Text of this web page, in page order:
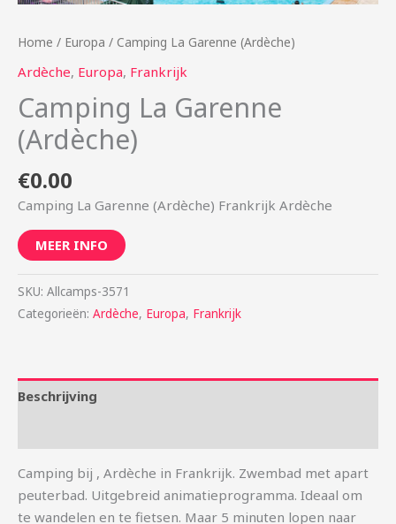
Home / Europa / Camping La Garenne (Ardèche)
Ardèche, Europa, Frankrijk
Camping La Garenne
(Ardèche)
€0.00
Camping La Garenne (Ardèche) Frankrijk Ardèche
MEER INFO
SKU: Allcamps-3571
Categorieën: Ardèche, Europa, Frankrijk
Beschrijving
Camping bij , Ardèche in Frankrijk. Zwembad met apart
peuterbad. Uitgebreid animatieprogramma. Ideaal om
te wandelen en te fietsen. Maar 5 minuten lopen naar